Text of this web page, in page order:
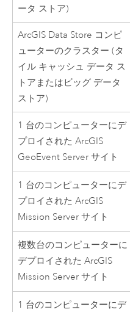
ータ ストア)
ArcGIS Data Store コンピ
ューターのクラスター (タ
イル キャッシュ データ ス
トアまたはビッグ データ
ストア)
1 台のコンピューターにデ
プロイされたArcGIS
GeoEvent Server サイト
1 台のコンピューターにデ
プロイされたArcGIS
Mission Server サイト
複数台のコンピューターに
デプロイされたArcGIS
Mission Server サイト
1 台のコンピューターにデ